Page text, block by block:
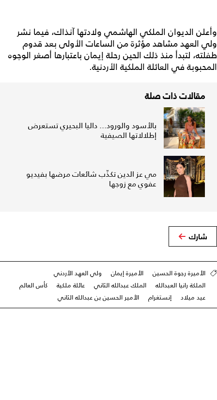
وأعلن الديوان الملكي الهاشمي ولادتها آنذاك، فيما نشر
ولي العهد مشاهد مؤثرة من الساعات الأولى بعد قدوم
طفلته، لتبدأ منذ ذلك الحين رحلة إيمان باعتبارها أصغر الوجوه
المحبوبة في العائلة الملكية الأردنية.
مقالات ذات صلة
بالأسود والورود... داليا البحيري تستعرض
إطلالاتها الصيفية
مي عز الدين تكذّب شائعات مرضها بفيديو
عفوي مع زوجها
شارك
الأميرة رجوة الحسين الأميرة إيمان
ولي العهد الأردني
الملكة رانيا العبدالله
الملك عبدالله الثاني عائلة ملكية
كأس العالم
عيد ميلاد
إنستغرام الأمير الحسين بن عبدالله الثاني